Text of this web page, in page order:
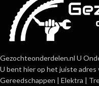
Gezochteonderdelen.nl U
U bent hier op het juiste
Gereedschappen | Elektra |